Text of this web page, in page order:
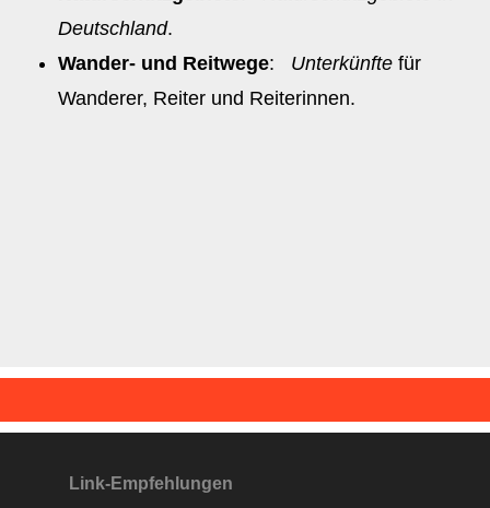
Deutschland.
Wander- und Reitwege: Unterkünfte für
Wanderer, Reiter und Reiterinnen.
Link-Empfehlungen